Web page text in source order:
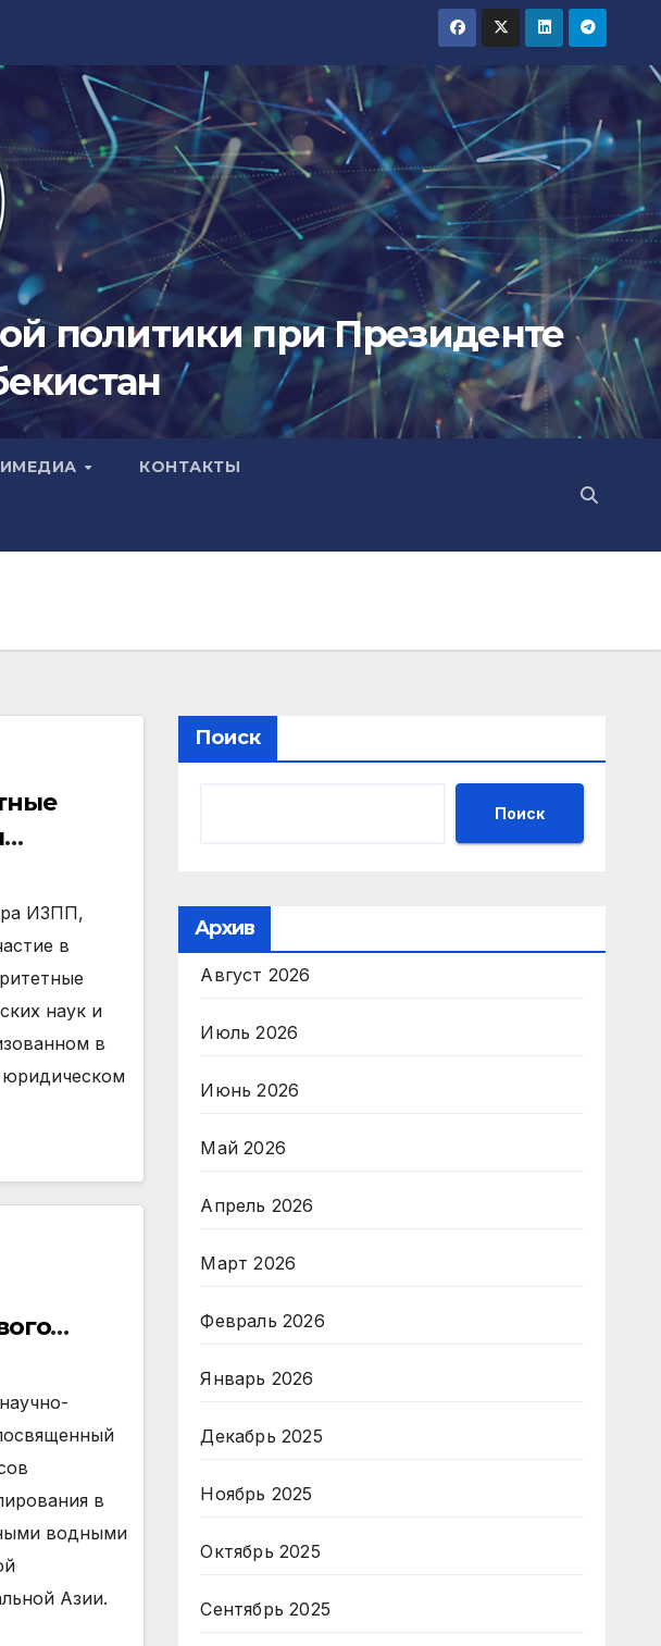
политики при Президенте
КОНТАКТЫ
ИЗПП,
в
наук и
в
юридическом
в
водными
Азии.
Поиск
Поиск
Архив
Август 2026
Июль 2026
Июнь 2026
Май 2026
Апрель 2026
Март 2026
Февраль 2026
Январь 2026
Декабрь 2025
Ноябрь 2025
Октябрь 2025
Сентябрь 2025